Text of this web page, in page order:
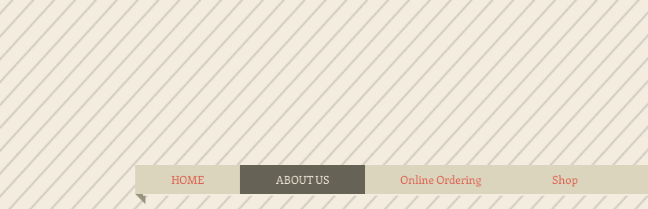
HOME ABOUT US Online Ordering Shop